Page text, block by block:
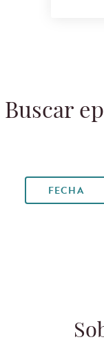
Buscar
FECHA